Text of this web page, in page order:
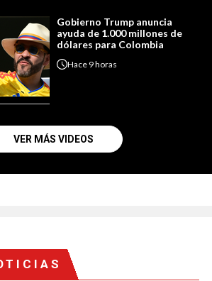
Gobierno Trump anuncia
ayuda de 1.000 millones de
dólares para Colombia
Hace 9 horas
VER MÁS VIDEOS